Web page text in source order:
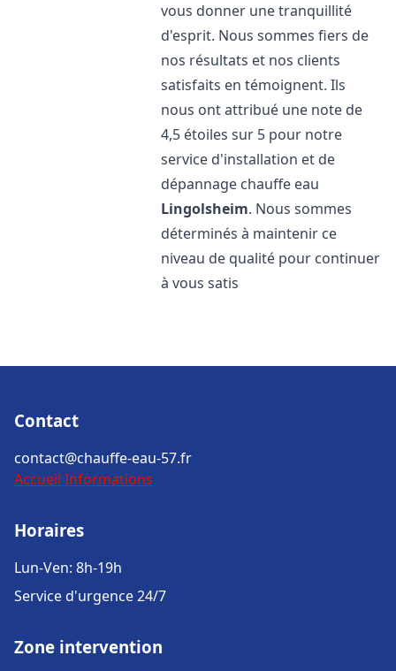
vous donner une tranquillité
d'esprit. Nous sommes fiers de
nos résultats et nos clients
satisfaits en témoignent. Ils
nous ont attribué une note de
4,5 étoiles sur 5 pour notre
service d'installation et de
dépannage chauffe eau
Lingolsheim. Nous sommes
déterminés à maintenir ce
niveau de qualité pour continuer
à vous satis
Contact
contact@chauffe-eau-57.fr
Accueil Informations
Horaires
Lun-Ven: 8h-19h
Service d'urgence 24/7
Zone intervention